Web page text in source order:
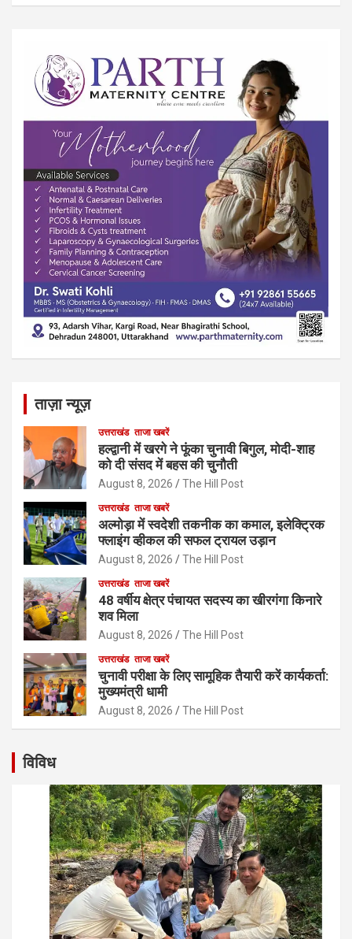
ताज़ा न्यूज़
उत्तराखंड ताजा खबरें
हल्द्वानी में खरगे ने फूंका चुनावी बिगुल, मोदी-शाह
को दी संसद में बहस की चुनौती
August 8, 2026 The Hill Post
उत्तराखंड ताजा खबरें
अल्मोड़ा में स्वदेशी तकनीक का कमाल, इलेक्ट्रिक
फ्लाइंग व्हीकल की सफल ट्रायल उड़ान
August 8, 2026 The Hill Post
उत्तराखंड ताजा खबरें
48 वर्षीय क्षेत्र पंचायत सदस्य का खीरगंगा किनारे
शव मिला
August 8, 2026 The Hill Post
उत्तराखंड ताजा खबरें
चुनावी परीक्षा के लिए सामूहिक तैयारी करें कार्यकर्ता:
मुख्यमंत्री धामी
August 8, 2026 The Hill Post
विविध